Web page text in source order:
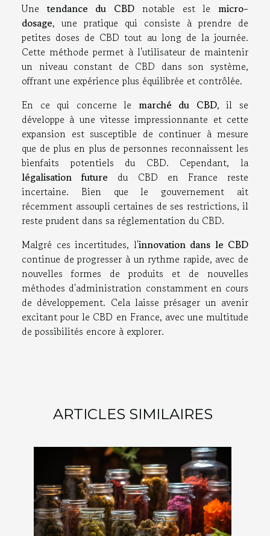
Unetendance du CBD notable est le micro-
dosage, une pratique qui consiste à prendre de
petites doses de CBD tout au long de la journée.
Cette méthode permet à l'utilisateur de maintenir
un niveau constant de CBD dans son système,
offrant une expérience plus équilibrée et contrôlée.
En ce qui concerne le marché du CBD, il se
développe à une vitesse impressionnante et cette
expansion est susceptible de continuer à mesure
que de plus en plus de personnes reconnaissent les
bienfaits potentiels du CBD. Cependant, la
légalisation future du CBD en France reste
incertaine. Bien que le gouvernement ait
récemment assoupli certaines de ses restrictions, il
reste prudent dans sa réglementation du CBD.
Malgré ces incertitudes, l'innovation dans le CBD
continue de progresser à un rythme rapide, avec de
nouvelles formes de produits et de nouvelles
méthodes d'administration constamment en cours
de développement. Cela laisse présager un avenir
excitant pour le CBD en France, avec une multitude
de possibilités encore à explorer.
ARTICLES SIMILAIRES